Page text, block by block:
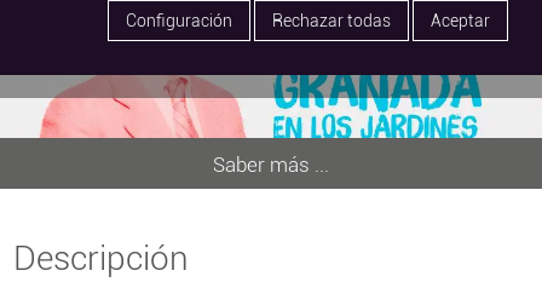
Configuración Rechazar todas Aceptar
Saber más ...
Descripción